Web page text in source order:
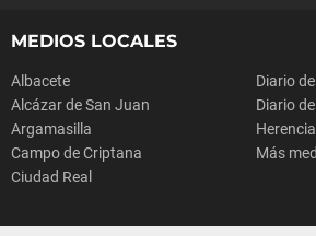
MEDIOS LOCALES
Albacete
Alcázar de San Juan
Argamasilla
Campo de Criptana
Ciudad Real
Diario
Diario
Herencia
Más